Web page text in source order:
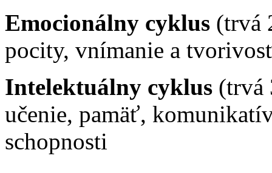
Emocionálny cyklus (trvá
pocity, vnímanie a
Intelektuálny cyklus (trvá
učenie, pamäť,
schopnosti